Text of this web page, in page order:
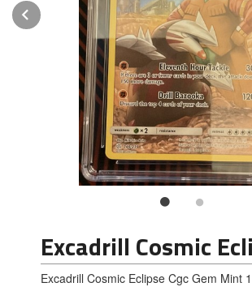
Prev
Excadrill Cosmic
Excadrill Cosmic Eclipse Cgc Gem Mint